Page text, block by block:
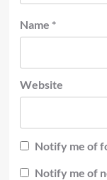
Name *
Website
Notify me of
Notify me of